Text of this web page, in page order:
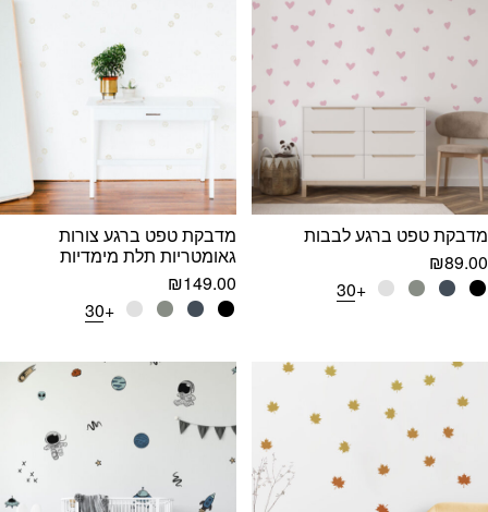
מדבקת טפט ברגע לבבות
₪89.00
+30
מדבקת טפט ברגע צורות
גאומטריות תלת מימדיות
₪149.00
+30